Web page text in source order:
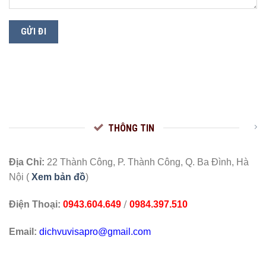
THÔNG TIN
Địa Chỉ: 22 Thành Công, P. Thành Công, Q. Ba Đình, Hà
Nội ( Xem bản đồ)
Điện Thoại: 0943.604.649 / 0984.397.510
Email: dichvuvisapro@gmail.com